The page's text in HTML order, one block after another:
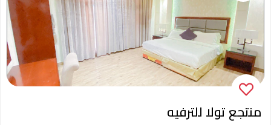
منتجع تولا للترفيه